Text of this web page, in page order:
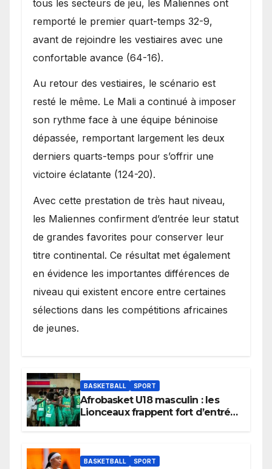
tous les secteurs de jeu, les Maliennes ont
remporté le premier quart-temps 32-9,
avant de rejoindre les vestiaires avec une
confortable avance (64-16).
Au retour des vestiaires, le scénario est
resté le même. Le Mali a continué à imposer
son rythme face à une équipe béninoise
dépassée, remportant largement les deux
derniers quarts-temps pour s’offrir une
victoire éclatante (124-20).
Avec cette prestation de très haut niveau,
les Maliennes confirment d’entrée leur statut
de grandes favorites pour conserver leur
titre continental. Ce résultat met également
en évidence les importantes différences de
niveau qui existent encore entre certaines
sélections dans les compétitions africaines
de jeunes.
BASKETBALL SPORT
Afrobasket U18 masculin : les
Lionceaux frappent fort d’entrée
BASKETBALL SPORT